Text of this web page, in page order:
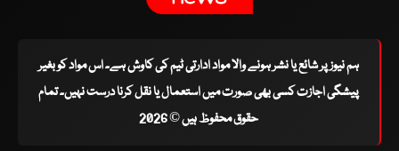
ہم نیوز پر شائع یا نشر ہونے والا مواد ادارتی ٹیم کی کاوش ہے۔ اس مواد کو بغیر
پیشگی اجازت کسی بھی صورت میں استعمال یا نقل کرنا درست نہیں۔ تمام
حقوق محفوظ ہیں © 2026